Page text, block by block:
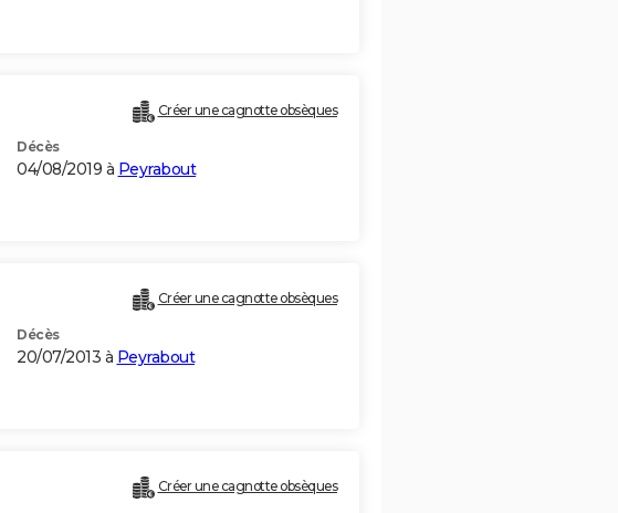
Créer une cagnotte obsèques
Décès
04/08/2019 à Peyrabout
Créer une cagnotte obsèques
Décès
20/07/2013 à Peyrabout
Créer une cagnotte obsèques